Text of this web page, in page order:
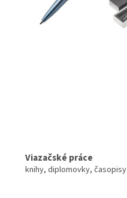
Viazačské práce
knihy, diplomovky, časopisy